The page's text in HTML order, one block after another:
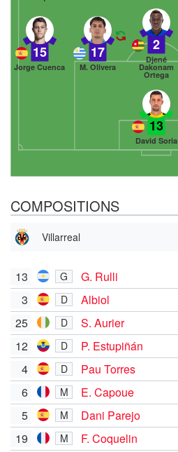
13
David Soria
15
Jorge Cuenca
17
M. Olivera
2
Djené
Dakonam
Ortega
COMPOSITIONS
Villarreal
13 G
G. Rulli
3
D Albiol
25 D
S. Aurier
12
D
P. Estupiñán
4
D
Pau Torres
6
M
E. Capoue
5
M
Dani Parejo
19
M F. Coquelin